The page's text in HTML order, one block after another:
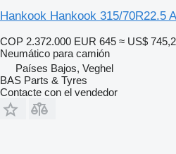
Hankook Hankook 315/70R22.5
COP 2.372.000 EUR 645 ≈ US$
Neumático para camión
Países Bajos, Veghel
BAS Parts & Tyres
Contacte con el vendedor